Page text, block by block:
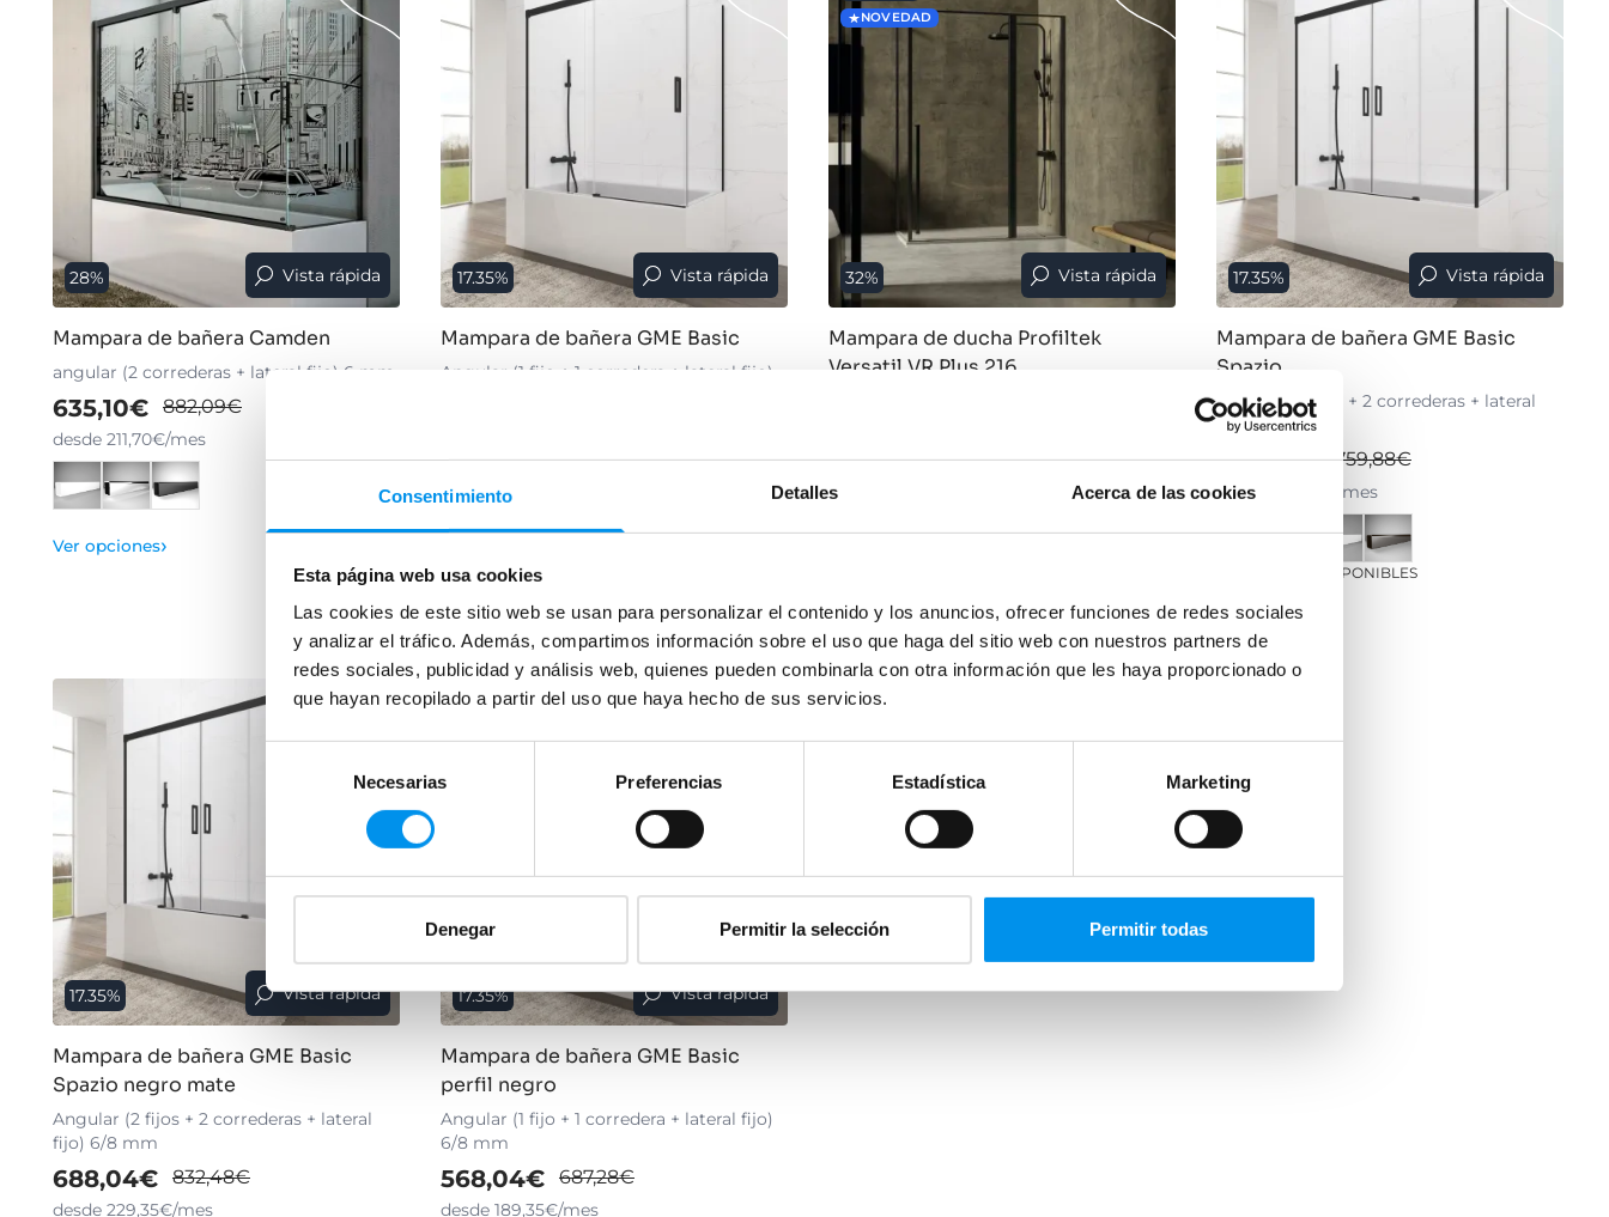
Consentimiento Detalles Acerca de las cookies
Esta página web usa cookies
Las cookies de este sitio web se usan para personalizar el contenido y los anuncios, ofrecer funciones de redes sociales
y analizar el tráfico. Además, compartimos información sobre el uso que haga del sitio web con nuestros partners de
redes sociales, publicidad y análisis web, quienes pueden combinarla con otra información que les haya proporcionado o
que hayan recopilado a partir del uso que haya hecho de sus servicios.
consentimiento
Necesarias Preferencias Estadística Marketing
Denegar Permitir la selección Permitir todas
28% Vista rápida
Mampara de bañera Camden
angular (2 correderas + lateral fijo) 6 mm
635,10€ 882,09€
desde 211,70€/mes
Ver opciones›
17.35% Vista rápida
Mampara de bañera GME Basic
Angular (1 fijo + 1 corredera + lateral fijo)
desde 169,34€/mes
NOVEDAD
32% Vista rápida
Mampara de ducha Profiltek
Versatil VR Plus 216
1.043,31€ 1.534,28€
desde 347,77€/mes
Ver opciones›
17.35% Vista rápida
Mampara de bañera GME Basic
Spazio
Angular (2 fijos + 2 correderas + lateral
fijo) 6/8 mm
628,04€ 759,88€
desde 209,35€/mes
+ 3 COLORES DISPONIBLES
Ver opciones
17.35% Vista rápida
Mampara de bañera GME Basic
Spazio negro mate
Angular (2 fijos + 2 correderas + lateral
fijo) 6/8 mm
688,04€ 832,48€
desde 229,35€/mes
17.35% Vista rápida
Mampara de bañera GME Basic
perfil negro
Angular (1 fijo + 1 corredera + lateral fijo)
6/8 mm
568,04€ 687,28€
desde 189,35€/mes